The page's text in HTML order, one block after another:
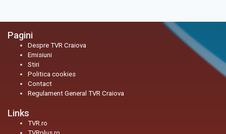
Pagini
Despre TVR Craiova
Emisiuni
Stiri
Politica cookies
Contact
Regulament General TVR Craiova
Links
TVR.ro